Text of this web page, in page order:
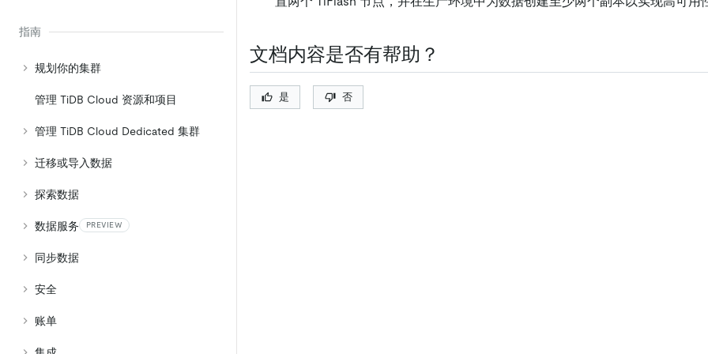
指南
规划你的集群
管理 TiDB Cloud 资源和项目
管理 TiDB Cloud Dedicated 集群
迁移或导入数据
探索数据
数据服务 PREVIEW
同步数据
安全
账单
文档内容是否有帮助？
是 否